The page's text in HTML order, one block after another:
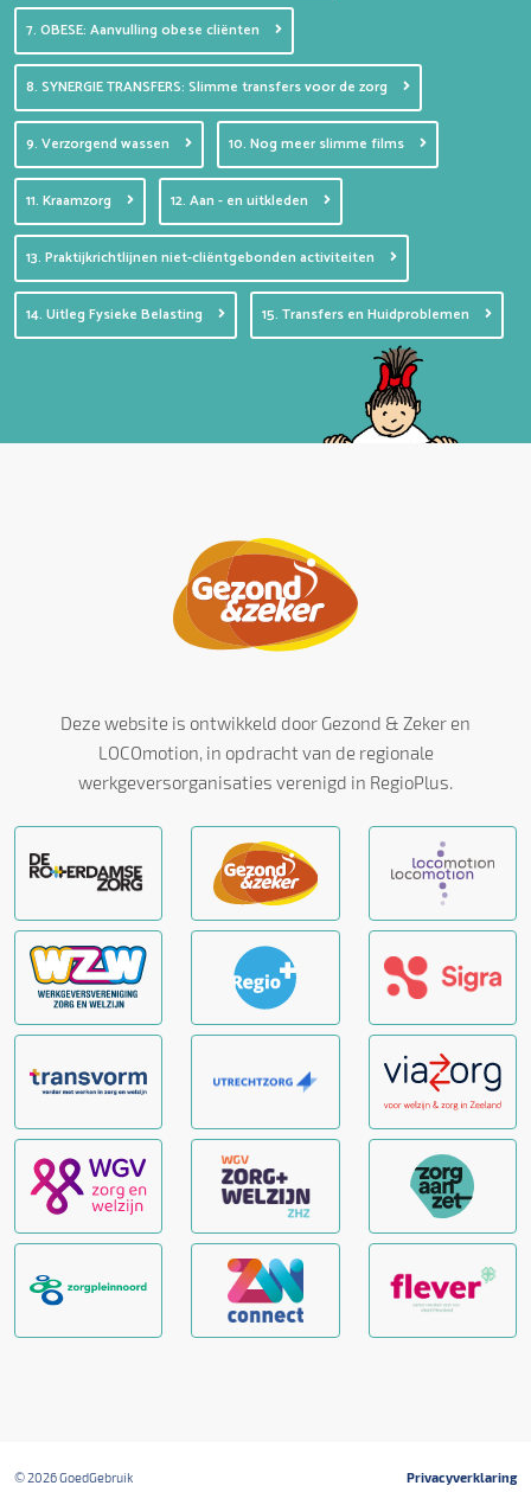
7. OBESE: Aanvulling obese cliënten
8. SYNERGIE TRANSFERS: Slimme transfers voor de zorg
9. Verzorgend wassen 10. Nog meer slimme films
11. Kraamzorg 12. Aan - en uitkleden
13. Praktijkrichtlijnen niet-cliëntgebonden activiteiten
14. Uitleg Fysieke Belasting 15. Transfers en Huidproblemen
Deze website is ontwikkeld door Gezond & Zeker en
LOCOmotion, in opdracht van de regionale
werkgeversorganisaties verenigd in RegioPlus.
© 2026 GoedGebruik Privacyverklaring